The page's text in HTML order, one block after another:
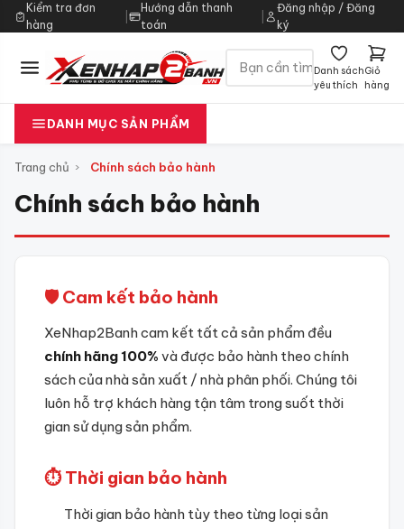
Kiểm tra đơn
hàng
|
Hướng dẫn thanh
toán
Đăng nhập / Đăng
ký
Danh sách
yêu thích
Giỏ
hàng
DANH MỤC SẢN PHẨM
Trang chủ › Chính sách bảo hành
Chính sách bảo hành
🛡️ Cam kết bảo hành
XeNhap2Banh cam kết tất cả sản phẩm đều
chính hãng 100% và được bảo hành theo chính
sách của nhà sản xuất / nhà phân phối. Chúng tôi
luôn hỗ trợ khách hàng tận tâm trong suốt thời
gian sử dụng sản phẩm.
⏱️ Thời gian bảo hành
Thời gian bảo hành tùy theo từng loại sản